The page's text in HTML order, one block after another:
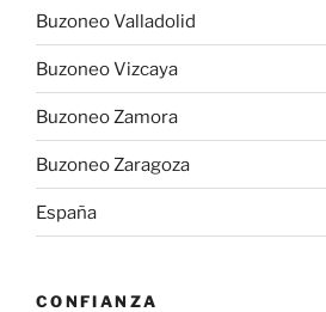
Buzoneo Valladolid
Buzoneo Vizcaya
Buzoneo Zamora
Buzoneo Zaragoza
España
CONFIANZA